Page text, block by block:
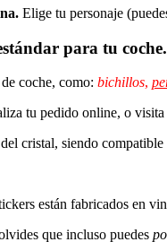
Elige tu personaje
para tu coche.
coche, como: bichillos,
tu pedido online, o
cristal, siendo compatible
están fabricados en
que incluso puedes